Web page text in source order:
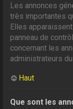
Les annonces
très importantes
Elles
panneau de
concernant les
administrateurs
Haut
Que sont les